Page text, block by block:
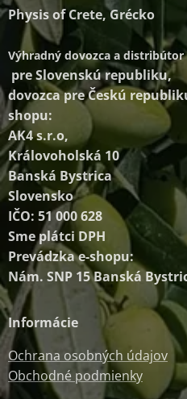
Physis of Crete, Grécko
Výhradný dovozca a distribútor
pre Slovenskú republiku,
dovozca pre Českú
shopu:
AK4 s.r.o,
Královoholská 10
Banská Bystrica
Slovensko
IČO: 51 000 628
Sme plátci DPH
Prevádzka e-shopu:
Nám. SNP 15 Banská
Informácie
Ochrana osobných údajov
Obchodné podmienky